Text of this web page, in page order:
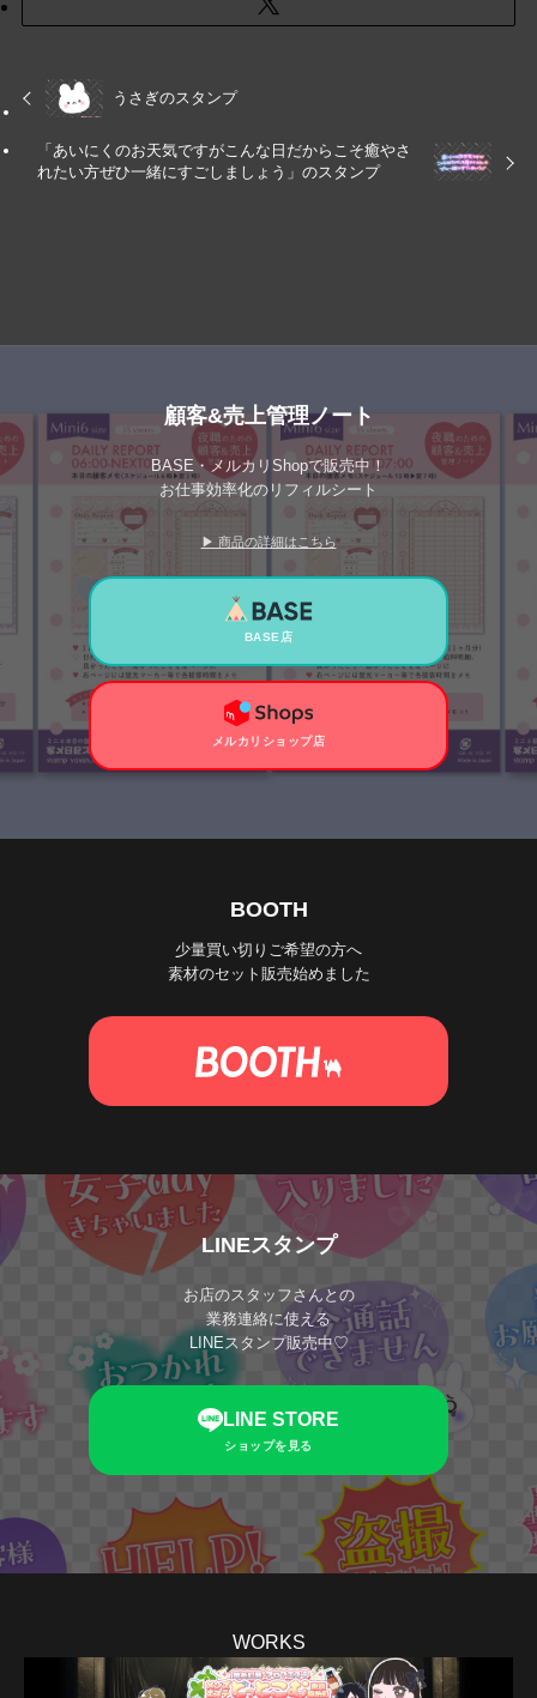
うさぎのスタンプ
「あいにくのお天気ですがこんな日だからこそ癒やさ
れたい方ぜひ一緒にすごしましょう」のスタンプ
顧客&売上管理ノート
BASE・メルカリShopで販売中！
お仕事効率化のリフィルシート
▶ 商品の詳細はこちら
BASE店
メルカリショップ店
BOOTH
少量買い切りご希望の方へ
素材のセット販売始めました
LINEスタンプ
お店のスタッフさんとの
業務連絡に使える
LINEスタンプ販売中♡
LINE STORE
ショップを見る
WORKS